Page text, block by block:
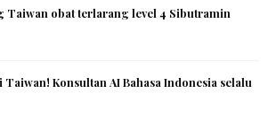
Taiwan obat terlarang level 4 Sibutramin
Konsultan AI Bahasa Indonesia selalu